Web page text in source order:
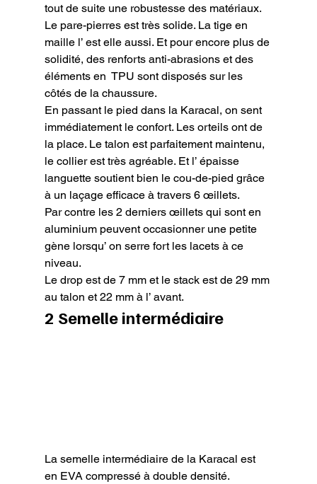
tout de suite une robustesse des matériaux.
Le pare-pierres est très solide. La tige en
maille l’ est elle aussi. Et pour encore plus de
solidité, des renforts anti-abrasions et des
éléments en  TPU sont disposés sur les
côtés de la chaussure.
En passant le pied dans la Karacal, on sent
immédiatement le confort. Les orteils ont de
la place. Le talon est parfaitement maintenu,
le collier est très agréable. Et l’ épaisse
languette soutient bien le cou-de-pied grâce
à un laçage efficace à travers 6 œillets.
Par contre les 2 derniers œillets qui sont en
aluminium peuvent occasionner une petite
gène lorsqu’ on serre fort les lacets à ce
niveau.
Le drop est de 7 mm et le stack est de 29 mm
au talon et 22 mm à l’ avant.
2 Semelle intermédiaire
La semelle intermédiaire de la Karacal est
en EVA compressé à double densité.